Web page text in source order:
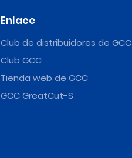
Enlace
Club de distribuidores de GCC
Club GCC
Tienda web de GCC
GCC GreatCut-S